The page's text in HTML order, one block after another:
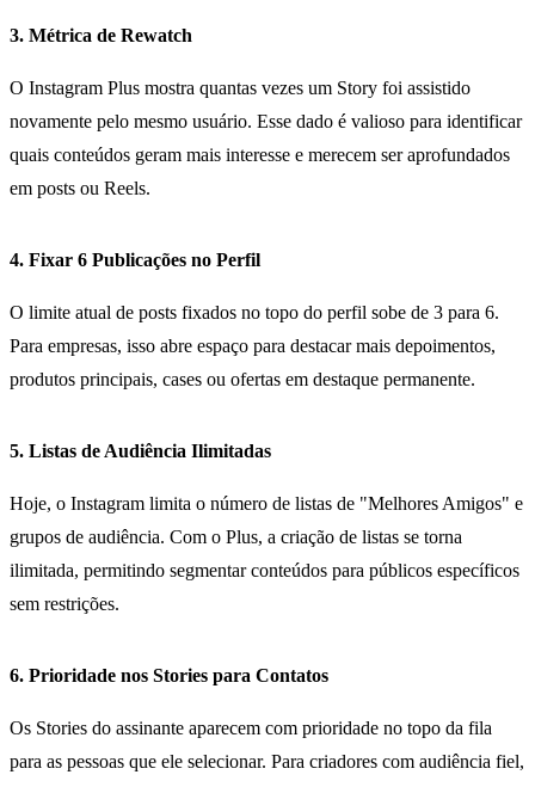
3. Métrica de Rewatch
O Instagram Plus mostra quantas vezes um Story foi assistido
novamente pelo mesmo usuário. Esse dado é valioso para identificar
quais conteúdos geram mais interesse e merecem ser aprofundados
em posts ou Reels.
4. Fixar 6 Publicações no Perfil
O limite atual de posts fixados no topo do perfil sobe de 3 para 6.
Para empresas, isso abre espaço para destacar mais depoimentos,
produtos principais, cases ou ofertas em destaque permanente.
5. Listas de Audiência Ilimitadas
Hoje, o Instagram limita o número de listas de "Melhores Amigos" e
grupos de audiência. Com o Plus, a criação de listas se torna
ilimitada, permitindo segmentar conteúdos para públicos específicos
sem restrições.
6. Prioridade nos Stories para Contatos
Os Stories do assinante aparecem com prioridade no topo da fila
para as pessoas que ele selecionar. Para criadores com audiência fiel,